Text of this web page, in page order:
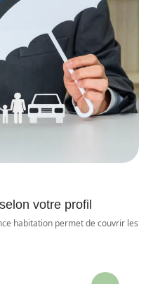
votre profil
habitation permet de couvrir les